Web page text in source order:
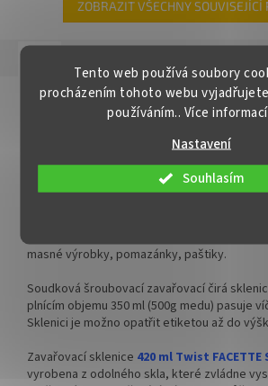
Tento web používá soubory
procházením tohoto webu
používáním.. Více informací
Nastavení
Souhlasím
✅ Šroubovací víčko pro snadné
otevření sklenice
✅ Různé varianty víček TO 82
objednejteZDE
✅ Pro výhodnější cenu kupte
✅
otevření
✅ Pro
odeslání!
Kupte
ZDARMA!
ZOBRAZIT VŠECHNY SOUVISEJÍCÍ
Detailní popis produktu
Sklenice na zavařování 420 ml FACETA
Nápaditě tvarovaná zavařovací sklenice420
je nezbytným pomocníkem pro
zavařování a rád obdarovává své přátele a
je ideální pro zavařování ovoce a zeleniny,
masné výrobky, pomazánky, paštiky.
Soudková šroubovací zavařovací čirá
plnícím objemu 350 ml (500g medu) pasuje
Sklenici je možno opatřit etiketou až do
Zavařovací sklenice 420 ml Twist FACETTE
vyrobena z odolného skla, které zvládne